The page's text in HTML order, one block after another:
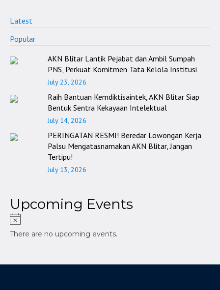
Latest
Popular
AKN Blitar Lantik Pejabat dan Ambil Sumpah
PNS, Perkuat Komitmen Tata Kelola Institusi
July 23, 2026
Raih Bantuan Kemdiktisaintek, AKN Blitar Siap
Bentuk Sentra Kekayaan Intelektual
July 14, 2026
PERINGATAN RESMI! Beredar Lowongan Kerja
Palsu Mengatasnamakan AKN Blitar, Jangan
Tertipu!
July 13, 2026
Upcoming Events
There are no upcoming events.